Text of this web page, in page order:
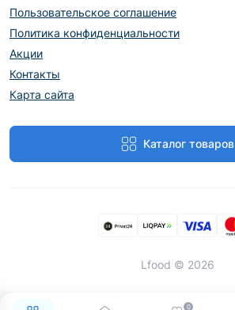
0
Пользовательское соглашение
Политика конфиденциальности
Акции
Контакты
Карта сайта
Каталог товаров
Lfood © 2026